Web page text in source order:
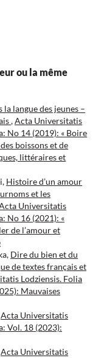
ou la même
la langue des jeunes –
,Acta Universitatis
No 14 (2019): « Boire
boissons et de
littéraires et
Histoire d’un amour
et les
Universitatis
No 16 (2021): «
de l’amour et
Dire du bien et du
de textes français et
Lodziensis. Folia
Mauvaises
Acta Universitatis
Vol. 18 (2023):
Acta Universitatis